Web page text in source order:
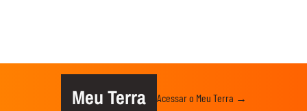
Meu Terra Acessar o Meu Terra →